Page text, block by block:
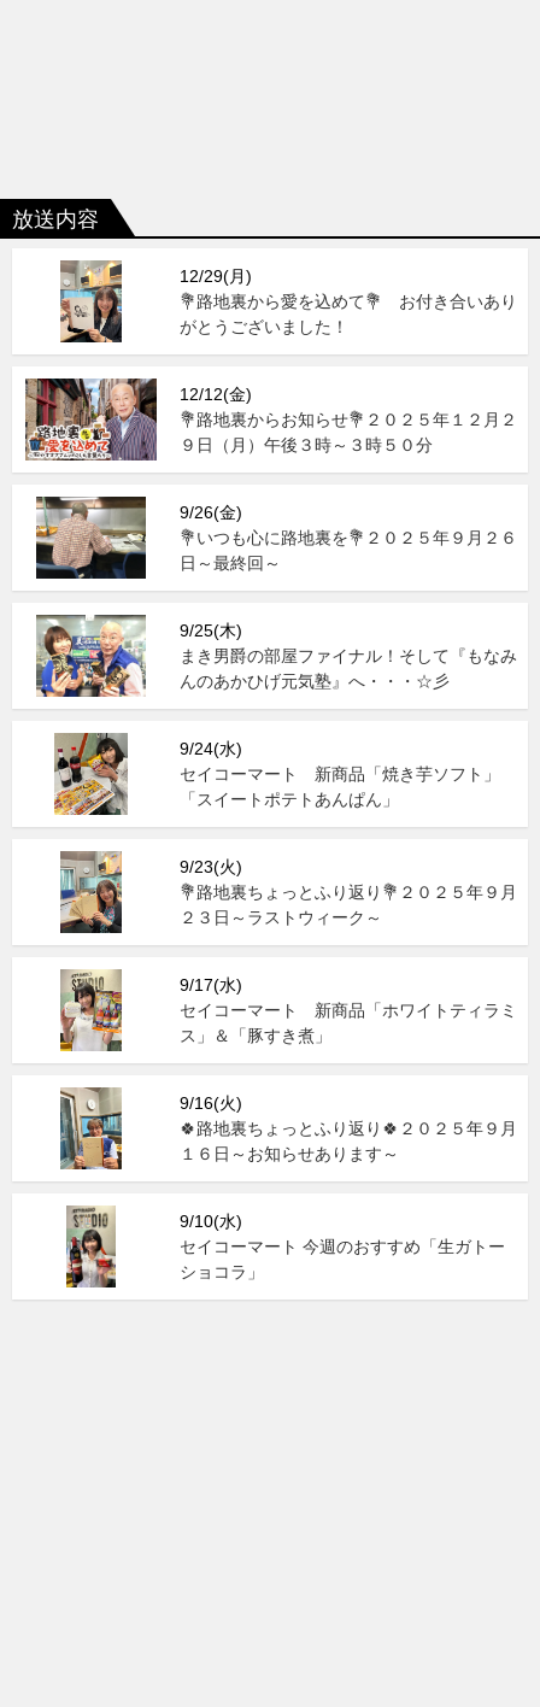
放送内容
12/29(月)
💐路地裏から愛を込めて💐 お付き合いあり
がとうございました！
12/12(金)
💐路地裏からお知らせ💐２０２５年１２月２
９日（月）午後３時～３時５０分
9/26(金)
💐いつも心に路地裏を💐２０２５年９月２６
日～最終回～
9/25(木)
まき男爵の部屋ファイナル！そして『もなみ
んのあかひげ元気塾』へ・・・☆彡
9/24(水)
セイコーマート 新商品「焼き芋ソフト」
「スイートポテトあんぱん」
9/23(火)
💐路地裏ちょっとふり返り💐２０２５年９月
２３日～ラストウィーク～
9/17(水)
セイコーマート 新商品「ホワイトティラミ
ス」＆「豚すき煮」
9/16(火)
🍀路地裏ちょっとふり返り🍀２０２５年９月
１６日～お知らせあります～
9/10(水)
セイコーマート 今週のおすすめ「生ガトー
ショコラ」